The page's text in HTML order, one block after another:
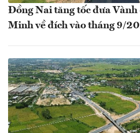
Đồng Nai tăng tốc đưa Vành
Minh về đích vào tháng 9/